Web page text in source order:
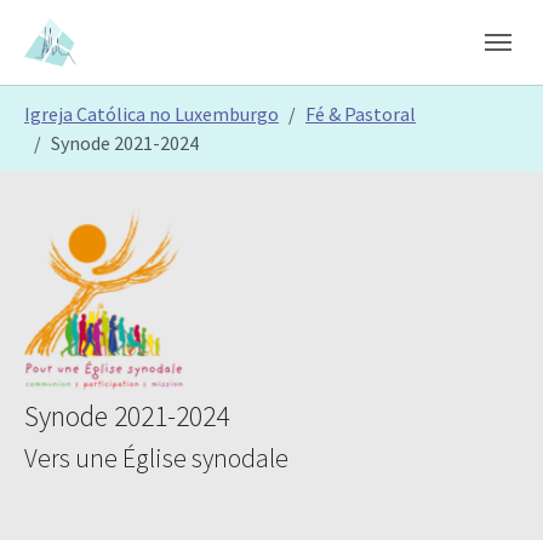
Skip to main content
Skip to page footer
Igreja Católica no Luxemburgo
Fé & Pastoral
Synode 2021-2024
Synode 2021-2024
Vers une Église synodale